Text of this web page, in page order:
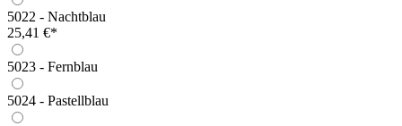
5022 - Nachtblau
25,41 €*
5023 - Fernblau
5024 - Pastellblau